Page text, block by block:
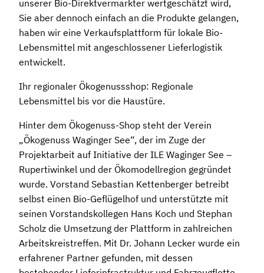
unserer Bio-Direktvermarkter wertgeschätzt wird,
Sie aber dennoch einfach an die Produkte gelangen,
haben wir eine Verkaufsplattform für lokale Bio-
Lebensmittel mit angeschlossener Lieferlogistik
entwickelt.
Ihr regionaler Ökogenussshop: Regionale
Lebensmittel bis vor die Haustüre.
Hinter dem Ökogenuss-Shop steht der Verein
„Ökogenuss Waginger See“, der im Zuge der
Projektarbeit auf Initiative der ILE Waginger See –
Rupertiwinkel und der Ökomodellregion gegründet
wurde. Vorstand Sebastian Kettenberger betreibt
selbst einen Bio-Geflügelhof und unterstützte mit
seinen Vorstandskollegen Hans Koch und Stephan
Scholz die Umsetzung der Plattform in zahlreichen
Arbeitskreistreffen. Mit Dr. Johann Lecker wurde ein
erfahrener Partner gefunden, mit dessen